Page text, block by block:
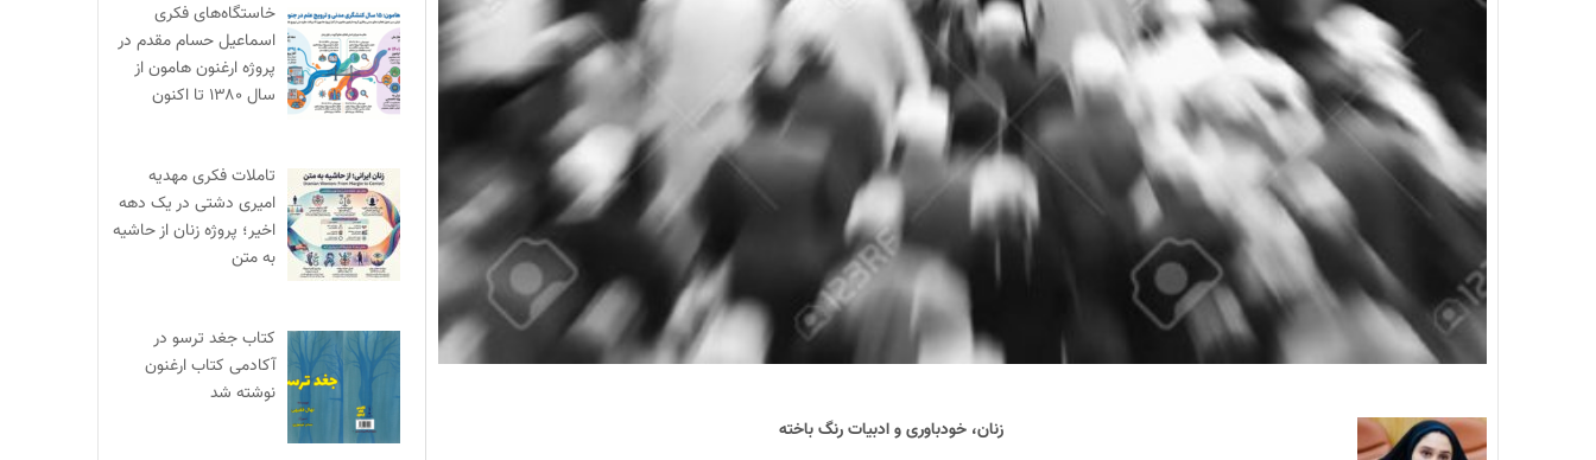
زنان، خودباوری و ادبیات رنگ باخته
خاستگاه‌های فکری
اسماعیل حسام مقدم در
پروژه ارغنون هامون از
سال ۱۳۸۰ تا اکنون
تاملات فکری مهدیه
امیری دشتی در یک دهه
اخیر؛ پروژه زنان از حاشیه
به متن
کتاب جغد ترسو در
آکادمی کتاب ارغنون
نوشته شد